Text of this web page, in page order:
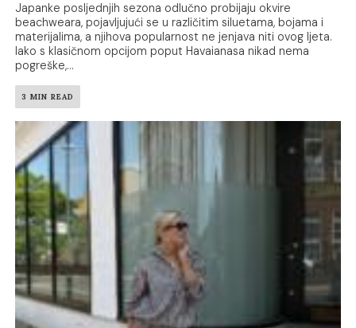
Japanke posljednjih sezona odlučno probijaju okvire
beachweara, pojavljujući se u različitim siluetama, bojama i
materijalima, a njihova popularnost ne jenjava niti ovog ljeta.
Iako s klasičnom opcijom poput Havaianasa nikad nema
pogreške,...
3 MIN READ